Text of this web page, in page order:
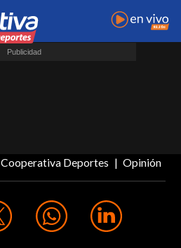
Cooperativa Deportes Opinión